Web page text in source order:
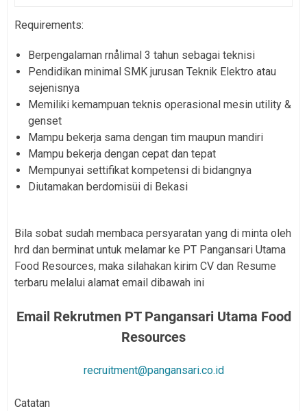
Requirements:
Berpengalaman rnålimal 3 tahun sebagai teknisi
Pendidikan minimal SMK jurusan Teknik Elektro atau
sejenisnya
Memiliki kemampuan teknis operasional mesin utility &
genset
Mampu bekerja sama dengan tim maupun mandiri
Mampu bekerja dengan cepat dan tepat
Mempunyai settifikat kompetensi di bidangnya
Diutamakan berdomisüi di Bekasi
Bila sobat sudah membaca persyaratan yang di minta oleh
hrd dan berminat untuk melamar ke PT Pangansari Utama
Food Resources, maka silahakan kirim CV dan Resume
terbaru melalui alamat email dibawah ini
Email Rekrutmen PT Pangansari Utama Food
Resources
recruitment@pangansari.co.id
Catatan